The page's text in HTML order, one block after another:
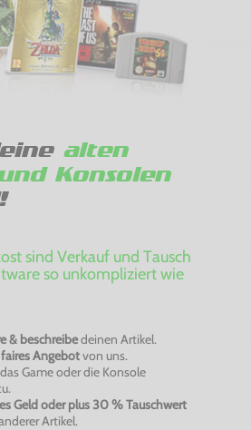
alten
Konsolen
sind Verkauf und Tausch
so unkompliziert wie
& beschreibedeinen Artikel.
faires Angebotvon uns.
Game oder die Konsole
Geld oder plus 30 % Tauschwert
Artikel.